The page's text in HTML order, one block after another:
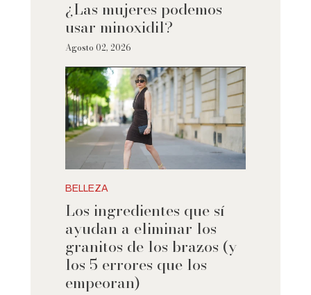
¿Las mujeres podemos
usar minoxidil?
Agosto 02, 2026
BELLEZA
Los ingredientes que sí
ayudan a eliminar los
granitos de los brazos (y
los 5 errores que los
empeoran)